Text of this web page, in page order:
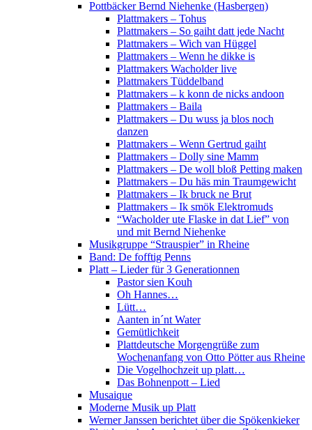
Pottbäcker Bernd Niehenke (Hasbergen)
Plattmakers – Tohus
Plattmakers – So gaiht datt jede Nacht
Plattmakers – Wich van Hüggel
Plattmakers – Wenn he dikke is
Plattmakers Wacholder live
Plattmakers Tüddelband
Plattmakers – k konn de nicks andoon
Plattmakers – Baila
Plattmakers – Du wuss ja blos noch
danzen
Plattmakers – Wenn Gertrud gaiht
Plattmakers – Dolly sine Mamm
Plattmakers – De woll bloß Petting maken
Plattmakers – Du häs min Traumgewicht
Plattmakers – Ik bruck ne Brut
Plattmakers – Ik smök Elektromuds
“Wacholder ute Flaske in dat Lief” von
und mit Bernd Niehenke
Musikgruppe “Strauspier” in Rheine
Band: De fofftig Penns
Platt – Lieder für 3 Generationnen
Pastor sien Kouh
Oh Hannes…
Lütt…
Aanten in´nt Water
Gemütlichkeit
Plattdeutsche Morgengrüße zum
Wochenanfang von Otto Pötter aus Rheine
Die Vogelhochzeit up platt…
Das Bohnenpott – Lied
Musaique
Moderne Musik up Platt
Werner Janssen berichtet über die Spökenkieker